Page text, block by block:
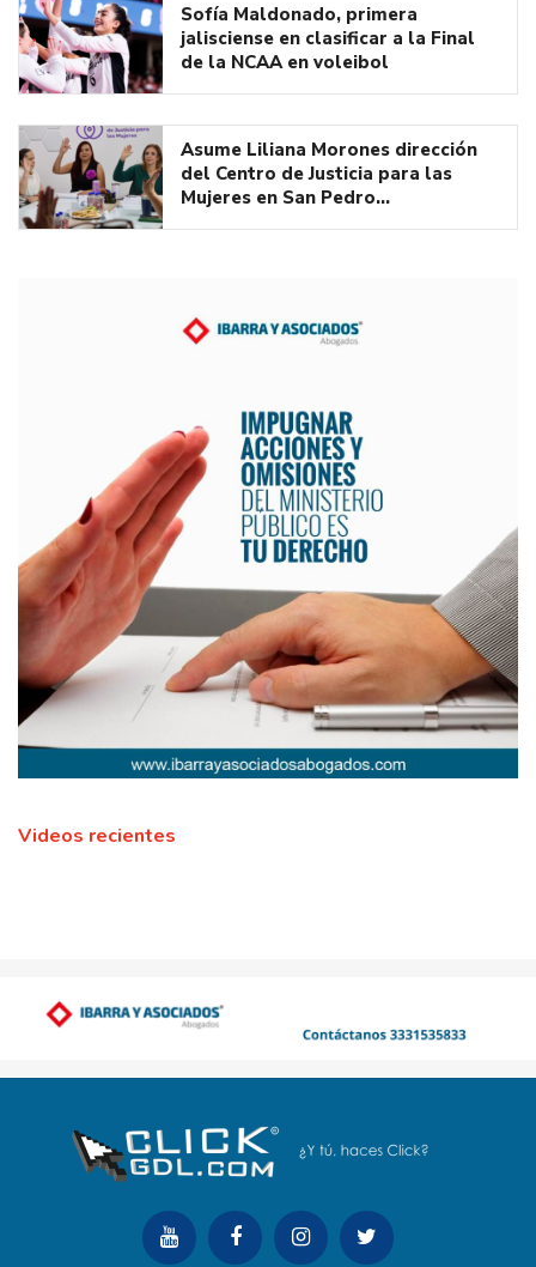
Sofía Maldonado, primera
jalisciense en clasificar a la Final
de la NCAA en voleibol
Asume Liliana Morones dirección
del Centro de Justicia para las
Mujeres en San Pedro…
Videos recientes